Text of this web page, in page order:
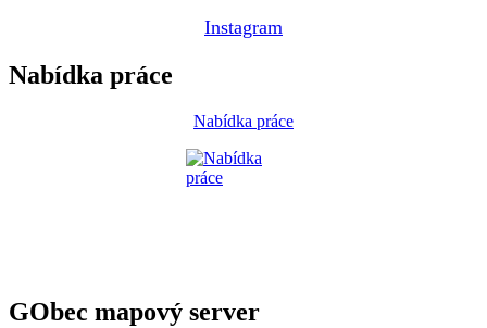
Instagram
Nabídka práce
Nabídka práce
GObec mapový server